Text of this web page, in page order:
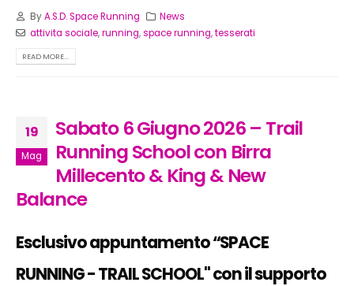
ByA.S.D. Space Running
News
attivita sociale,running,space running,tesserati
READ MORE...
19
Mag
Sabato 6 Giugno 2026 – Trail
Running School con Birra
Millecento & King & New
Balance
Esclusivo appuntamento “SPACE
RUNNING - TRAIL SCHOOL"con il supporto